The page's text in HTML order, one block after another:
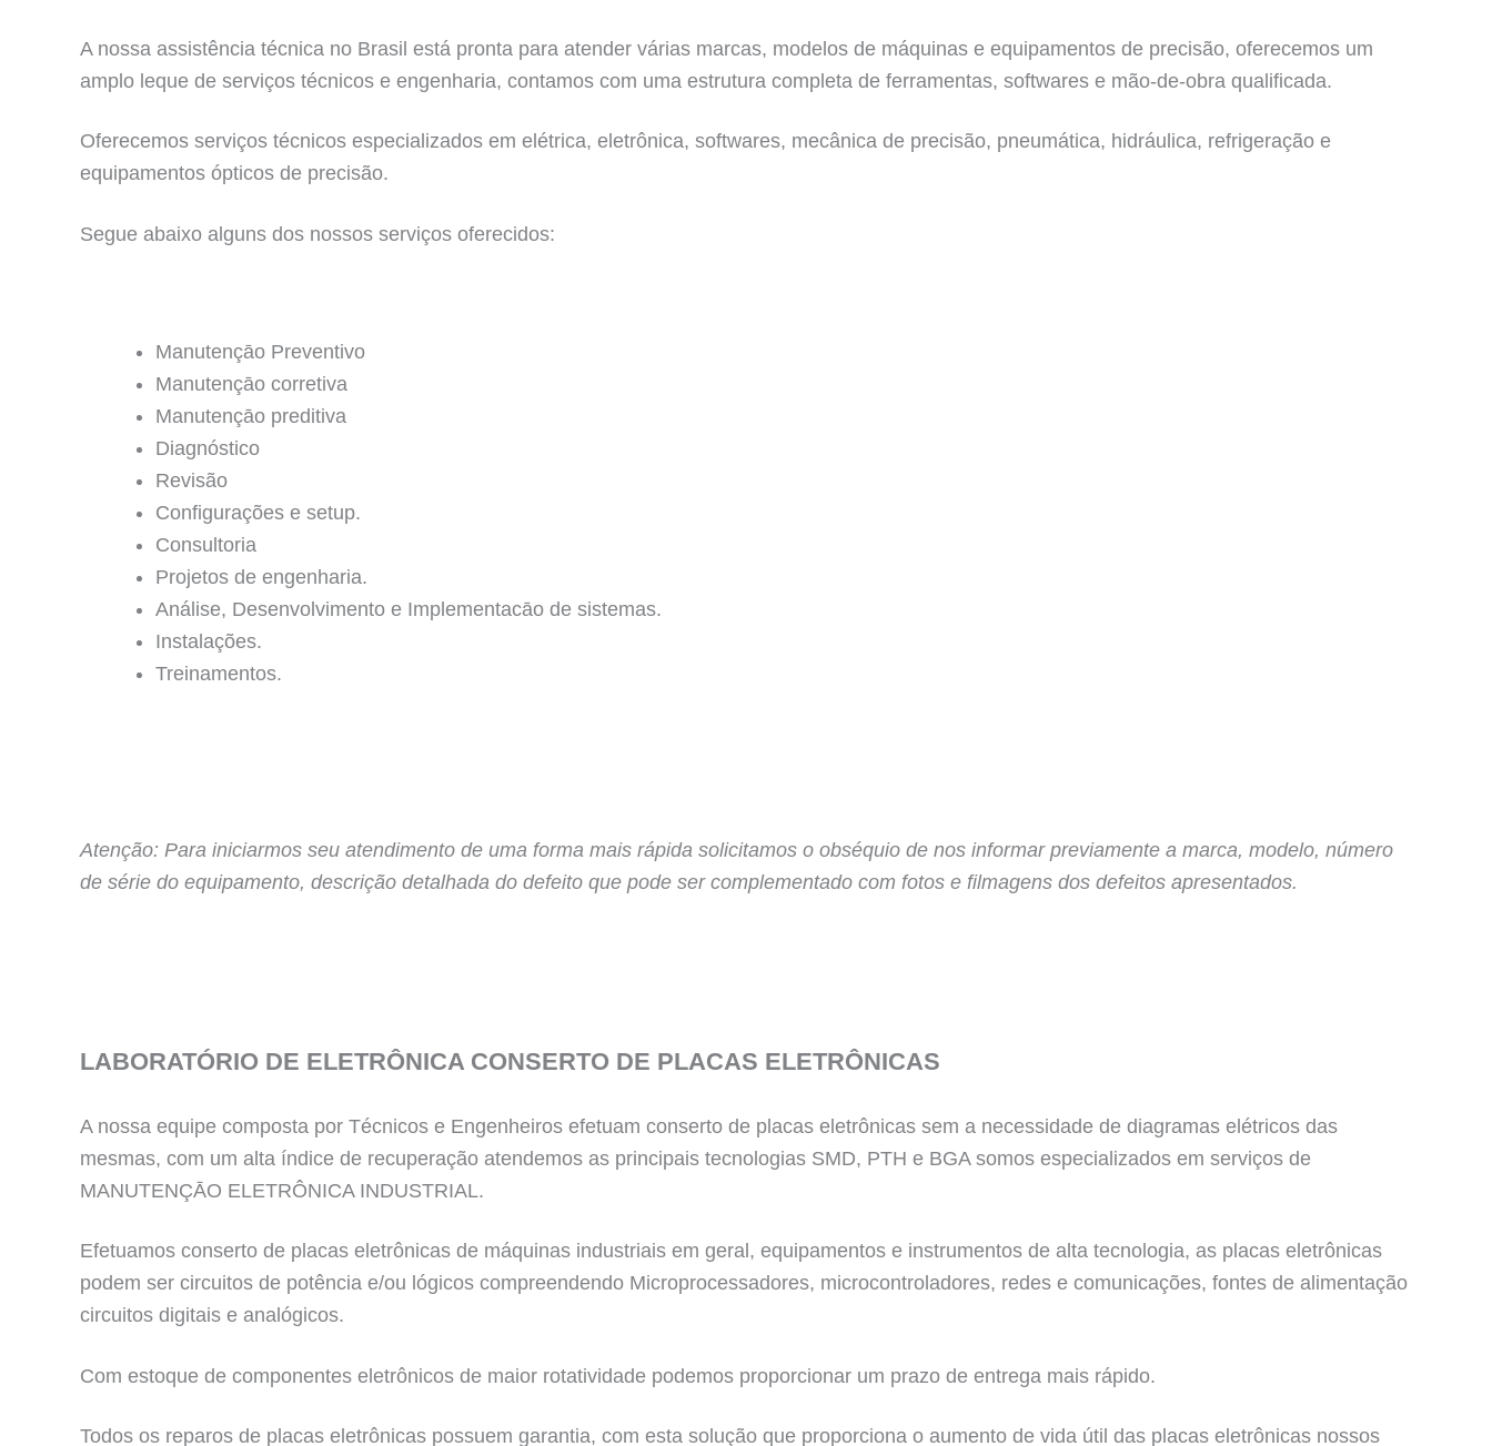
A nossa assistência técnica no Brasil está pronta para atender várias marcas, modelos de máquinas e equipamentos de precisão, oferecemos um
amplo leque de serviços técnicos e engenharia, contamos com uma estrutura completa de ferramentas, softwares e mão-de-obra qualificada.
Oferecemos serviços técnicos especializados em elétrica, eletrônica, softwares, mecânica de precisão, pneumática, hidráulica, refrigeração e
equipamentos ópticos de precisão.
Segue abaixo alguns dos nossos serviços oferecidos:
Manutençāo Preventivo
Manutençāo corretiva
Manutençāo preditiva
Diagnóstico
Revisão
Configurações e setup.
Consultoria
Projetos de engenharia.
Análise, Desenvolvimento e Implementacāo de sistemas.
Instalações.
Treinamentos.
Atenção: Para iniciarmos seu atendimento de uma forma mais rápida solicitamos o obséquio de nos informar previamente a marca, modelo, número
de série do equipamento, descrição detalhada do defeito que pode ser complementado com fotos e filmagens dos defeitos apresentados.
LABORATÓRIO DE ELETRÔNICA CONSERTO DE PLACAS ELETRÔNICAS
A nossa equipe composta por Técnicos e Engenheiros efetuam conserto de placas eletrônicas sem a necessidade de diagramas elétricos das
mesmas, com um alta índice de recuperação atendemos as principais tecnologias SMD, PTH e BGA somos especializados em serviços de
MANUTENÇĀO ELETRÔNICA INDUSTRIAL.
Efetuamos conserto de placas eletrônicas de máquinas industriais em geral, equipamentos e instrumentos de alta tecnologia, as placas eletrônicas
podem ser circuitos de potência e/ou lógicos compreendendo Microprocessadores, microcontroladores, redes e comunicações, fontes de alimentação
circuitos digitais e analógicos.
Com estoque de componentes eletrônicos de maior rotatividade podemos proporcionar um prazo de entrega mais rápido.
Todos os reparos de placas eletrônicas possuem garantia, com esta solução que proporciona o aumento de vida útil das placas eletrônicas nossos